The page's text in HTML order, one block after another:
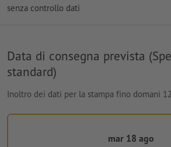
senza controllo dati
Data di consegna prevista
standard)
Inoltro dei dati per la stampa fino domani
mar 18 ago